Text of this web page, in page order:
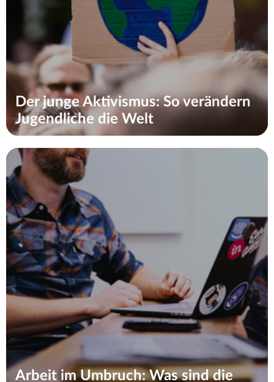
Der junge Aktivismus: So verändern
Jugendliche die Welt
Arbeit im Umbruch: Was sind die